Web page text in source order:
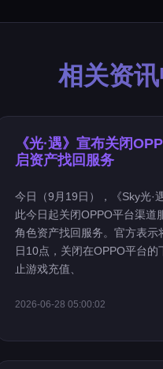
相关资
《光·遇》宣布关闭
启资产找回服务
今日（9月19日），《Sky光·
此今日起关闭OPPO平台渠道
角色资产找回服务。官方表示
日10点，关闭在OPPO平台的
止游戏充值、
2026-06-28 05:00:02